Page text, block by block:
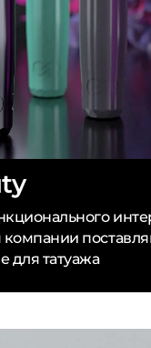
компании
для татуажа